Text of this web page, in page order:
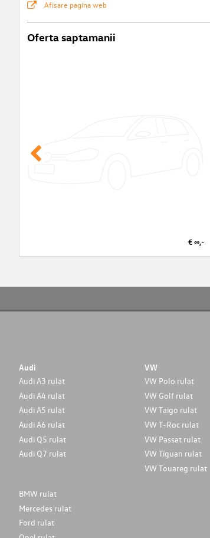
Afisare pagina web
Oferta saptamanii
€ ∞,-
Audi
Audi A3 rulat
Audi A4 rulat
Audi A5 rulat
Audi A6 rulat
Audi Q5 rulat
Audi Q7 rulat
VW
VW Polo rulat
VW Golf rulat
VW Taigo rulat
VW T-Roc rulat
VW Passat rulat
VW Tiguan rulat
VW Touareg rulat
BMW rulat
Mercedes rulat
Ford rulat